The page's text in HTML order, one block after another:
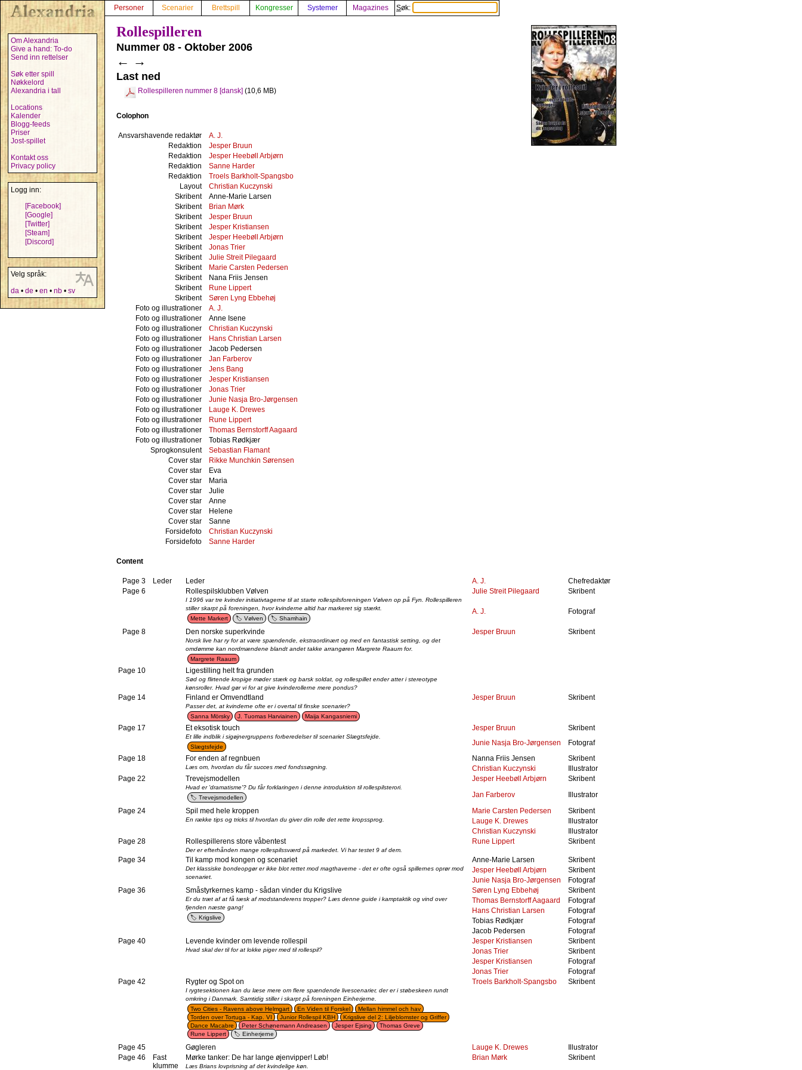
Om Alexandria
Give a hand: To-do
Send inn rettelser
Søk etter spill
Nøkkelord
Alexandria i tall
Locations
Kalender
Blogg-feeds
Priser
Jost-spillet
Kontakt oss
Privacy policy
Logg inn:
[Facebook]
[Google]
[Twitter]
[Steam]
[Discord]
Velg språk:
da • de • en • nb • sv
Personer Scenarier Brettspill Kongresser Systemer Magazines Søk:
Rollespilleren
Nummer 08 - Oktober 2006
← →
Last ned
Rollespilleren nummer 8 [dansk] (10,6 MB)
Colophon
Ansvarshavende redaktør
A. J.
Redaktion
Jesper Bruun
Redaktion
Jesper Heebøll Arbjørn
Redaktion
Sanne Harder
Redaktion
Troels Barkholt-Spangsbo
Layout
Christian Kuczynski
Skribent
Anne-Marie Larsen
Skribent
Brian Mørk
Skribent
Jesper Bruun
Skribent
Jesper Kristiansen
Skribent
Jesper Heebøll Arbjørn
Skribent
Jonas Trier
Skribent
Julie Streit Pilegaard
Skribent
Marie Carsten Pedersen
Skribent
Nana Friis Jensen
Skribent
Rune Lippert
Skribent
Søren Lyng Ebbehøj
Foto og illustrationer
A. J.
Foto og illustrationer
Anne Isene
Foto og illustrationer
Christian Kuczynski
Foto og illustrationer
Hans Christian Larsen
Foto og illustrationer
Jacob Pedersen
Foto og illustrationer
Jan Farberov
Foto og illustrationer
Jens Bang
Foto og illustrationer
Jesper Kristiansen
Foto og illustrationer
Jonas Trier
Foto og illustrationer
Junie Nasja Bro-Jørgensen
Foto og illustrationer
Lauge K. Drewes
Foto og illustrationer
Rune Lippert
Foto og illustrationer
Thomas Bernstorff Aagaard
Foto og illustrationer
Tobias Rødkjær
Sprogkonsulent
Sebastian Flamant
Cover star
Rikke Munchkin Sørensen
Cover star
Eva
Cover star
Maria
Cover star
Julie
Cover star
Anne
Cover star
Helene
Cover star
Sanne
Forsidefoto
Christian Kuczynski
Forsidefoto
Sanne Harder
Content
Page 3 Leder Leder A. J.
Chefredaktør
Page 6
Rollespilsklubben Vølven
I 1996 var tre kvinder initiativtagerne til at starte rollespilsforeningen Vølven op på Fyn. Rollespilleren
stiller skarpt på foreningen, hvor kvinderne altid har markeret sig stærkt.
Mette Markert
Vølven Shamhain
Julie Streit Pilegaard Skribent
A. J. Fotograf
Page 8 Den norske superkvinde
Norsk live har ry for at være spændende, ekstraordinært og med en fantastisk setting, og det
omdømme kan nordmændene blandt andet takke arrangøren Margrete Raaum for.
Margrete Raaum
Jesper Bruun Skribent
Page 10 Ligestilling helt fra grunden
Sød og flirtende kropige møder stærk og barsk soldat, og rollespillet ender atter i stereotype
kønsroller. Hvad gør vi for at give kvinderollerne mere pondus?
Page 14 Finland er Omvendtland
Passer det, at kvinderne ofte er i overtal til finske scenarier?
Sanna Mörsky
J. Tuomas Harviainen Maija Kangasniemi
Jesper Bruun Skribent
Page 17 Et eksotisk touch
Et lille indblik i sigøjnergruppens forberedelser til scenariet Slægtsfejde.
Slægtsfejde
Jesper Bruun
Skribent
Junie Nasja Bro-Jørgensen
Fotograf
Page 18
For enden af regnbuen
Læs om, hvordan du får succes med fondssøgning.
Nanna Friis Jensen
Skribent
Christian Kuczynski
Illustrator
Page 22
Trevejsmodellen
Hvad er 'dramatisme'? Du får forklaringen i denne introduktion til rollespilsterori.
Trevejsmodellen
Jesper Heebøll Arbjørn
Skribent
Jan Farberov
Illustrator
Page 24
Spil med hele kroppen
En række tips og tricks til hvordan du giver din rolle det rette kropssprog.
Marie Carsten Pedersen
Skribent
Lauge K. Drewes
Illustrator
Christian Kuczynski
Illustrator
Page 28
Rollespillerens store våbentest
Der er efterhånden mange rollespilssværd på markedet. Vi har testet 9 af dem.
Rune Lippert Skribent
Page 34 Til kamp mod kongen og scenariet
Det klassiske bondeopgør er ikke blot rettet mod magthaverne - det er ofte også spillernes oprør mod
scenariet.
Anne-Marie Larsen
Skribent
Jesper Heebøll Arbjørn
Skribent
Junie Nasja Bro-Jørgensen
Fotograf
Page 36
Småstyrkernes kamp - sådan vinder du Krigslive
Er du træt af at få tæsk af modstanderens tropper? Læs denne guide i kamptaktik og vind over
fjenden næste gang!
Krigslive
Søren Lyng Ebbehøj
Skribent
Thomas Bernstorff Aagaard
Fotograf
Hans Christian Larsen
Fotograf
Tobias Rødkjær
Fotograf
Jacob Pedersen
Fotograf
Page 40
Levende kvinder om levende rollespil
Hvad skal der til for at lokke piger med til rollespil?
Jesper Kristiansen
Skribent
Jonas Trier
Skribent
Jesper Kristiansen
Fotograf
Jonas Trier
Fotograf
Page 42
Rygter og Spot on
I rygtesektionen kan du læse mere om flere spændende livescenarier, der er i støbeskeen rundt
omkring i Danmark. Samtidig stiller i skarpt på foreningen Einherjerne.
Two Cities - Ravens above Helmgart
En Viden til Forskel
Mellan himmel och hav
Torden over Tortuga - Kap. VI
Junior Rollespil KBH
Krigslive del 2: Liljeblomster og Griffer
Dance Macabre
Peter Schønemann Andreasen Jesper Ejsing
Thomas Greve
Rune Lippert
Einherjerne
Troels Barkholt-Spangsbo Skribent
Page 45 Gøgleren Lauge K. Drewes
Illustrator
Page 46
Fast
klumme
Mørke tanker: De har lange øjenvipper! Løb!
Læs Brians lovprisning af det kvindelige køn.
Brian Mørk Skribent